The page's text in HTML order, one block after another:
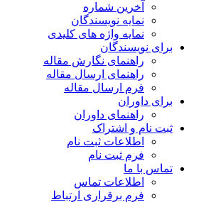
آخرین شماره
نمایه نویسندگان
نمایه واژه های کلیدی
برای نویسندگان
راهنمای نگارش مقاله
راهنمای ارسال مقاله
فرم ارسال مقاله
برای داوران
راهنمای داوران
ثبت نام و اشتراک
اطلاعات ثبت نام
فرم ثبت نام
تماس با ما
اطلاعات تماس
فرم برقراری ارتباط